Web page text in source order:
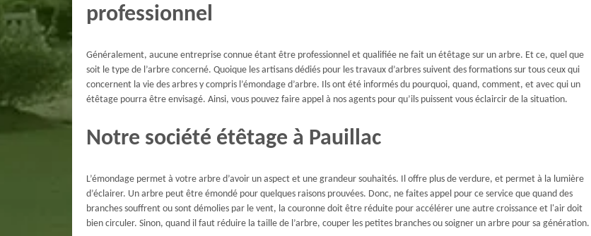
professionnel
Généralement, aucune entreprise connue étant être professionnel et qualifiée ne fait un étêtage sur un arbre. Et ce, quel que
soit le type de l’arbre concerné. Quoique les artisans dédiés pour les travaux d’arbres suivent des formations sur tous ceux qui
concernent la vie des arbres y compris l’émondage d’arbre. Ils ont été informés du pourquoi, quand, comment, et avec qui un
étêtage pourra être envisagé. Ainsi, vous pouvez faire appel à nos agents pour qu’ils puissent vous éclaircir de la situation.
Notre société étêtage à Pauillac
L’émondage permet à votre arbre d’avoir un aspect et une grandeur souhaités. Il offre plus de verdure, et permet à la lumière
d’éclairer. Un arbre peut être émondé pour quelques raisons prouvées. Donc, ne faites appel pour ce service que quand des
branches souffrent ou sont démolies par le vent, la couronne doit être réduite pour accélérer une autre croissance et l'air doit
bien circuler. Sinon, quand il faut réduire la taille de l’arbre, couper les petites branches ou soigner un arbre pour sa génération.